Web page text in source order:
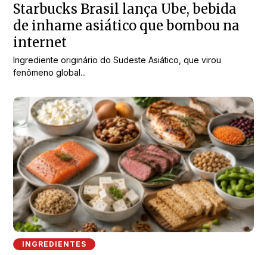
Starbucks Brasil lança Ube, bebida
de inhame asiático que bombou na
internet
Ingrediente originário do Sudeste Asiático, que virou
fenômeno global...
INGREDIENTES